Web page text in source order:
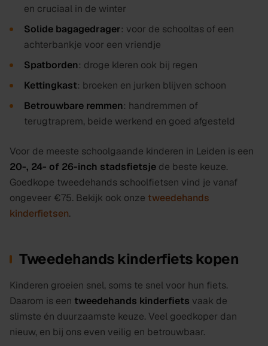
en cruciaal in de winter
Solide bagagedrager: voor de schooltas of een
achterbankje voor een vriendje
Spatborden: droge kleren ook bij regen
Kettingkast: broeken en jurken blijven schoon
Betrouwbare remmen: handremmen of
terugtraprem, beide werkend en goed afgesteld
Voor de meeste schoolgaande kinderen in Leiden is een
20-, 24- of 26-inch stadsfietsje de beste keuze.
Goedkope tweedehands schoolfietsen vind je vanaf
ongeveer €75. Bekijk ook onze tweedehands
kinderfietsen.
Tweedehands kinderfiets kopen
Kinderen groeien snel, soms te snel voor hun fiets.
Daarom is een tweedehands kinderfiets vaak de
slimste én duurzaamste keuze. Veel goedkoper dan
nieuw, en bij ons even veilig en betrouwbaar.